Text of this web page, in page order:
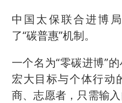
中国太保联合进博
了“碳普惠”机制。
一个名为“零碳进博”
宏大目标与个体行动
商、志愿者，只需输